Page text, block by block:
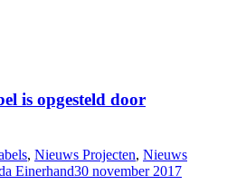
is opgesteld door
, Nieuws Projecten, Nieuws
Einerhand30 november 2017